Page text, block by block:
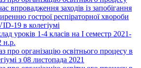
впровадження заходів із запобігання
гострої респіраторної хвороби
19 в колегіумі
уроків 1-4 класів на І семестр 2021-
н.р.
про організацію освітнього процесу в
з 08 листопада 2021